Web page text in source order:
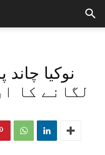
لگانے کا